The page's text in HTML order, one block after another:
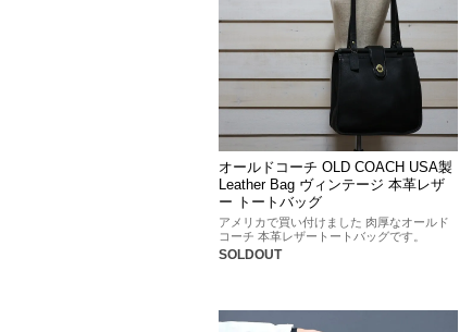
オールドコーチ OLD COACH USA製
Leather Bag ヴィンテージ 本革レザ
ー トートバッグ
アメリカで買い付けました 肉厚なオールド
コーチ 本革レザートートバッグです。
SOLDOUT